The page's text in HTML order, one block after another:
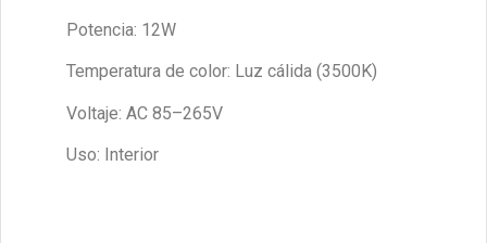
Potencia: 12W
Temperatura de color: Luz cálida (3500K)
Voltaje: AC 85–265V
Uso: Interior